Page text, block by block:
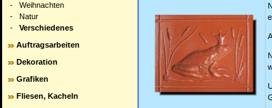
- Weihnachten
- Natur
- Verschiedenes
Auftragsarbeiten
Dekoration
Grafiken
Fliesen, Kacheln